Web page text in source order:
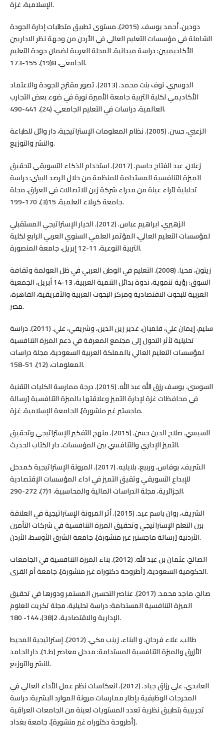
الإسلامية، غزة.
دودين، أحمد يوسف. (2015). مستوى تطبيق متطلبات إدارة الجودة
الشاملة في مؤسسات التعليم العالي في الأردن من وجهة نظر الاداريين
الأكاديميين: دراسة ميدانية. المجلة العربية لضمان جودة التعليم
الجامعي، 8(19)، 155-173.
الدوسري، نوف بنت محمد. (2013). تصور مقترح للجودة والاعتماد
الأكاديمي لكلية التربية جامعة الأميرة نورة في ضوء بعض التجارب
العالمية، دراسات في التعليم الجامعي، (24)، 441-490.
الزعبي، حسن. (2005). نظام المعلومات الإستراتيجية، دار وائل للطباعة
والنشر والتوزيع.
زعلان، عبد الفتاح جاسم. (2017). استخدام الذكاء التسويقي لتحقيق
الميزة التنافسية المستدامة للمنظمة من خلال الرصد البيئي: دراسة
تحليلية لآراء عينة من مدراء شركة زين للاتصالات في العراق، مجلة
جامعة كربلاء العلمية، 15(3)، 170-199.
الزهيري، ابراهيم عباس. (2012). الخيار الإستراتيجي المستقبلي
لمؤسسات التعليم العالي، المؤتمر العلمي السنوي العربي الرابع لكلية
التربية النوعية، 11-12 إبريل، جامعة المنصورة.
زيتون، محيا. (2008). التعليم في الوطن العربي في ظل العولمة وثقافة
السوق: رؤية تنموية، ندوة بدائل التنمية العربية، 13-14 أبريل، الجمعية
العربية للبحوث الاقتصادية ومركز البحوث العربية والأفريقية، القاهرة،
مصر.
سليم، إيمان علي، فلمبان، غدير زين الدين، وشريفي، علي. (2011). دراسة
تحليلية لأثر التحول إلى مجتمع المعرفة في دعم الميزة التنافسية
لمؤسسات التعليم العالي بالمملكة العربية السعودية، مجلة دراسات
المعلومات، (12)، 51-158.
السوسى، يوسف رزق الله عبد الله. (2015). درجة ممارسة الكليات التقنية
في محافظات غزة لإدارة التميز وعلاقتها بالميزة التنافسية [رسالة
ماجستير غير منشورة]، الجامعة الإسلامية، غزة.
السيسي، صلاح الدين حسن. (2015). منهج التفكير الإستراتيجي وتحقيق
التميز الإداري والتنافسي بين المؤسسات، دار الكتاب الحديث.
الشريف، بوفاس، وربيع، بلايليه. (2017). المرونة الإستراتيجية كمدخل
للإبداع التسويقي وتقيق التميز في اداء المؤسسات الإقتصادية
الجزائرية، مجلة الدراسات المالية والمحاسبية، 1(7)، 272-290.
الشريف، روان باسم عيد. (2015). أثر المرونة الإستراتيجية في العلاقة
بين التعلم الإستراتيجي وتحقيق الميزة التنافسية في شركات التأمين
الأردنية [رسالة ماجستير غير منشورة]، جامعة الشرق الأوسط، الأردن.
الصالح، عثمان بن عبد الله. (2012). بناء الميزة التنافسية في الجامعات
الحكومية السعودية، [أطروحة دكتوراه غير منشورة]، جامعة أم القرى.
صالح، ماجد محمد. (2017). عناصر التحسين المستمر ودورها في تحقيق
الميزة التنافسية المستدامة: دراسة تحليلية، مجلة تكريت للعلوم
الإدارية والاقتصادية، 2(38)، 144- 180.
طالب، علاء فرحان، و البناء، زينب مكي. (2012). إستراتيجية المحيط
الأزرق والميزة التنافسية المستدامة: مدخل معاصر (ط.1). دار الحامد
للنشر والتوزيع.
العابدي، علي رزاق جیاد. (2012). انعكاسات نظم عمل الأداء العالي في
المخرجات الوظيفية بإطار ممارسات مرونة الموارد البشرية: دراسة
تجريبية بتطبيق نظرية تعدد المستويات لعينة من الجامعات العراقية
[أطروحة دكتوراه غير منشورة]، جامعة بغداد.